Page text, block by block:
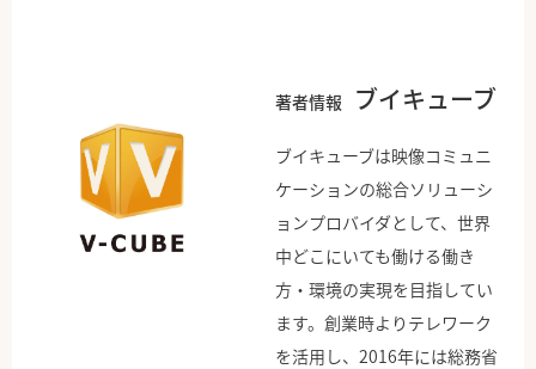
著者情報 ブイキューブ
ブイキューブは映像コミュニ
ケーションの総合ソリューシ
ョンプロバイダとして、世界
中どこにいても働ける働き
方・環境の実現を目指してい
ます。創業時よりテレワーク
を活用し、2016年には総務省